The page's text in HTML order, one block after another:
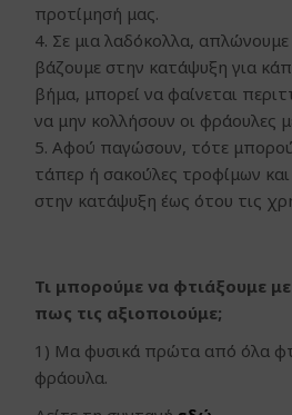
προτίμησή μας.
Σε μια λαδόκολλα, απλώνουμε
βάζουμε στην κατάψυξη για
βήμα, μπορεί να φαίνεται
να μην κολλήσουν οι φράουλες
Αφού παγώσουν, τότε
τάπερ ή σακούλες τροφίμων
στην κατάψυξη έως ότου τις
Τι μπορούμε να φτιάξουμε
πως τις αξιοποιούμε;
1) Μα φυσικά πρώτα από όλα
φράουλα.